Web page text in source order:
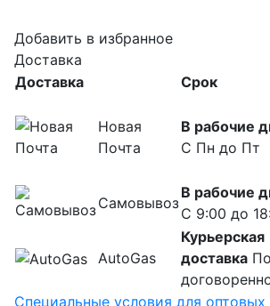
Добавить в избранное
Доставка
Доставка
Срок
Новая
Почта
В рабочие
С Пн до Пт
Самовывоз
В рабочие
С 9:00 до
AutoGas
Курьерская
доставка По
Специальные условия для оптовых